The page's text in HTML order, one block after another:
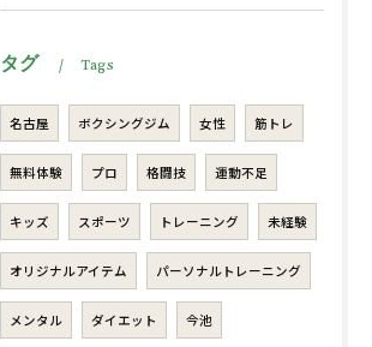
タグ Tags
名古屋 ボクシングジム 女性 筋トレ
無料体験 プロ 格闘技 運動不足
キッズ スポーツ トレーニング 未経験
オリジナルアイテム パーソナルトレーニング
メンタル ダイエット 今池